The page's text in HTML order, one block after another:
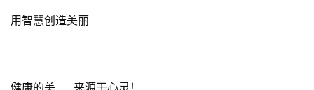
用智慧创造美丽
健康的美……来源于心灵！